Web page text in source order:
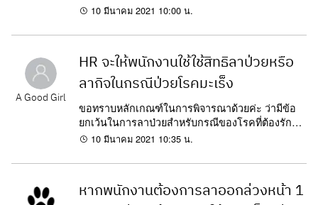
เขียนไว้ตอนสมัคร ทั้งๆที่ Jobs description ก็เขียน
10 มีนาคม 2021 10:00 น.
A Good Girl
HR จะให้พนักงานใช้ใช้สิทธิลาป่วยหรือ
ลากิจในกรณีป่วยโรคมะเร็ง
ขอทราบหลักเกณฑ์ในการพิจารณาด้วยค่ะ ว่ามีข้อ
ยกเว้นในการลาป่วยสำหรับกรณีของโรคที่ต้องรักษา
แบบต่อเนื่องอย่างไรบ้างคะ
10 มีนาคม 2021 10:35 น.
หากพนักงานต้องการลาออกล่วงหน้า 1